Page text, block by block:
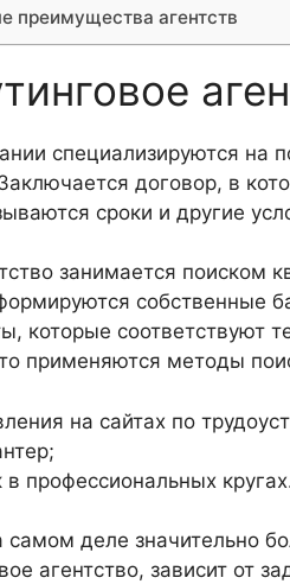
преимущества агентств
специализируются на
договор, в
сроки и другие
занимается поиском
собственные
которые соответствуют
применяются методы
на сайтах по
в профессиональных
деле значительно
агентство, зависит от